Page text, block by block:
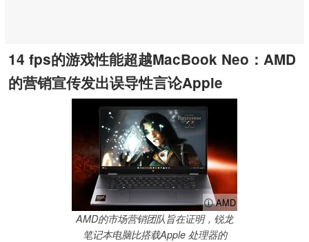
14 fps的游戏性能超越MacBook Neo：AMD
的营销宣传发出误导性言论Apple
ⓘ AMD
AMD的市场营销团队旨在证明，锐龙
笔记本电脑比搭载Apple 处理器的